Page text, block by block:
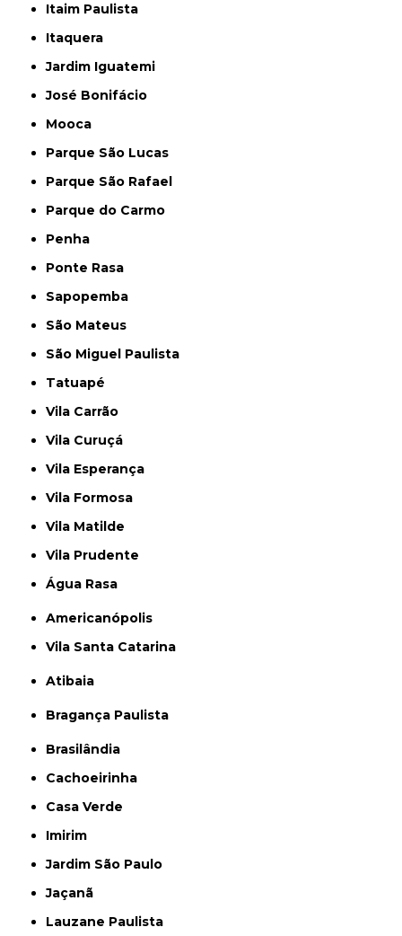
Itaim Paulista
Itaquera
Jardim Iguatemi
José Bonifácio
Mooca
Parque São Lucas
Parque São Rafael
Parque do Carmo
Penha
Ponte Rasa
Sapopemba
São Mateus
São Miguel Paulista
Tatuapé
Vila Carrão
Vila Curuçá
Vila Esperança
Vila Formosa
Vila Matilde
Vila Prudente
Água Rasa
Americanópolis
Vila Santa Catarina
Atibaia
Bragança Paulista
Brasilândia
Cachoeirinha
Casa Verde
Imirim
Jardim São Paulo
Jaçanã
Lauzane Paulista